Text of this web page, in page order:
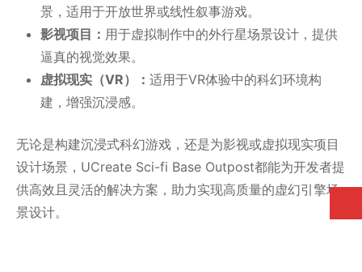
景，适用于开放世界或线性叙事游戏。
影视项目： 用于虚拟制作中的外行星场景设计，提供
逼真的视觉效果。
虚拟现实（VR）： 适用于VR体验中的科幻环境构
建，增强沉浸感。
无论是构建沉浸式科幻游戏，还是为影视或虚拟现实项目
设计场景，UCreate Sci-fi Base Outpost都能为开发者提
供高效且灵活的解决方案，助力实现高质量的虚幻引擎场
景设计。